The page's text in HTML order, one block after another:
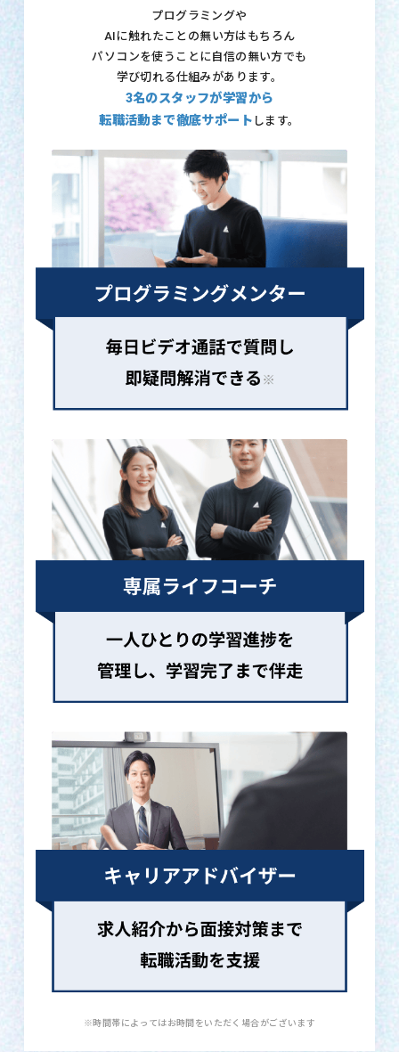
プログラミングや
AIに触れたことの無い方はもちろん
パソコンを使うことに自信の無い方でも
学び切れる仕組みがあります。
3名のスタッフが学習から
転職活動まで徹底サポート します。
※時間帯によってはお時間をいただく場合がございます